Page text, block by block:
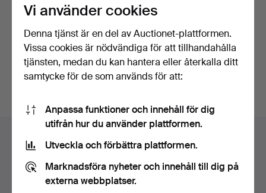
"Gun & Drinks Cabinet",
Balindore.
Klubbades 4 mar 2026
11 bud
2 417 USD
Du söker i vårt arkiv över avslutade auktioner.
Visa pågående auktioner istället.
Vi använder cookies
Denna tjänst är en del av Auctionet-plattformen.
Vissa cookies är nödvändiga för att tillhandahålla
tjänsten, medan du kan hantera eller återkalla ditt
samtycke för de som används för att:
Anpassa funktioner och innehåll för dig
utifrån hur du använder plattformen.
Utveckla och förbättra plattformen.
Marknadsföra nyheter och innehåll till dig på
externa webbplatser.